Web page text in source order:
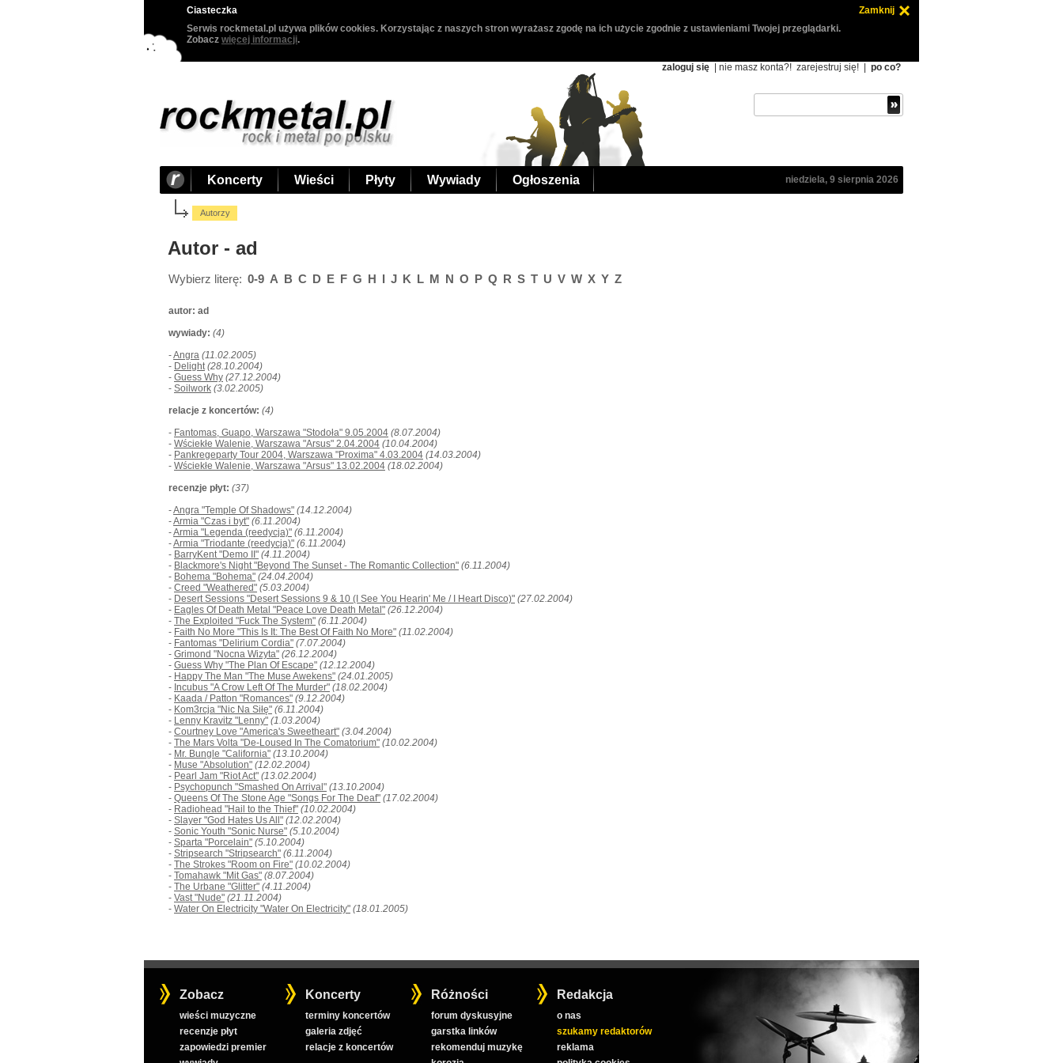
Ciasteczka
Zamknij
Serwis rockmetal.pl używa plików cookies. Korzystając z naszych stron wyrażasz zgodę na ich użycie zgodnie z ustawieniami Twojej przeglądarki.
Zobacz więcej informacji.
zaloguj się | nie masz konta?! zarejestruj się! po co?
Koncerty Wieści Płyty Wywiady Ogłoszenia niedziela, 9 sierpnia 2026
Autorzy
Autor - ad
Wybierz literę: 0-9 A B C D E F G H I J K L M N O P Q R S T U V W X Y Z
autor: ad
wywiady: (4)
-Angra (11.02.2005)
- Delight (28.10.2004)
- Guess Why (27.12.2004)
- Soilwork (3.02.2005)
relacje z koncertów: (4)
- Fantomas, Guapo, Warszawa "Stodoła" 9.05.2004 (8.07.2004)
- Wściekłe Walenie, Warszawa "Arsus" 2.04.2004 (10.04.2004)
- Pankregeparty Tour 2004, Warszawa "Proxima" 4.03.2004 (14.03.2004)
- Wściekłe Walenie, Warszawa "Arsus" 13.02.2004 (18.02.2004)
recenzje płyt: (37)
-Angra "Temple Of Shadows" (14.12.2004)
-Armia "Czas i byt" (6.11.2004)
-Armia "Legenda (reedycja)" (6.11.2004)
-Armia "Triodante (reedycja)" (6.11.2004)
- BarryKent "Demo II" (4.11.2004)
- Blackmore's Night "Beyond The Sunset - The Romantic Collection" (6.11.2004)
- Bohema "Bohema" (24.04.2004)
- Creed "Weathered" (5.03.2004)
- Desert Sessions "Desert Sessions 9 & 10 (I See You Hearin' Me / I Heart Disco)" (27.02.2004)
- Eagles Of Death Metal "Peace Love Death Metal" (26.12.2004)
- The Exploited "Fuck The System" (6.11.2004)
- Faith No More "This Is It: The Best Of Faith No More" (11.02.2004)
- Fantomas "Delirium Cordia" (7.07.2004)
- Grimond "Nocna Wizyta" (26.12.2004)
- Guess Why "The Plan Of Escape" (12.12.2004)
- Happy The Man "The Muse Awekens" (24.01.2005)
- Incubus "A Crow Left Of The Murder" (18.02.2004)
- Kaada / Patton "Romances" (9.12.2004)
- Kom3rcja "Nic Na Siłę" (6.11.2004)
- Lenny Kravitz "Lenny" (1.03.2004)
- Courtney Love "America's Sweetheart" (3.04.2004)
- The Mars Volta "De-Loused In The Comatorium" (10.02.2004)
- Mr. Bungle "California" (13.10.2004)
- Muse "Absolution" (12.02.2004)
- Pearl Jam "Riot Act" (13.02.2004)
- Psychopunch "Smashed On Arrival" (13.10.2004)
- Queens Of The Stone Age "Songs For The Deaf" (17.02.2004)
- Radiohead "Hail to the Thief" (10.02.2004)
- Slayer "God Hates Us All" (12.02.2004)
- Sonic Youth "Sonic Nurse" (5.10.2004)
- Sparta "Porcelain" (5.10.2004)
- Stripsearch "Stripsearch" (6.11.2004)
- The Strokes "Room on Fire" (10.02.2004)
- Tomahawk "Mit Gas" (8.07.2004)
- The Urbane "Glitter" (4.11.2004)
- Vast "Nude" (21.11.2004)
- Water On Electricity "Water On Electricity" (18.01.2005)
Zobacz
wieści muzyczne
recenzje płyt
zapowiedzi premier
Koncerty
terminy koncertów
galeria zdjęć
relacje z koncertów
Różności
forum dyskusyjne
garstka linków
rekomenduj muzykę
Redakcja
o nas
szukamy redaktorów
reklama